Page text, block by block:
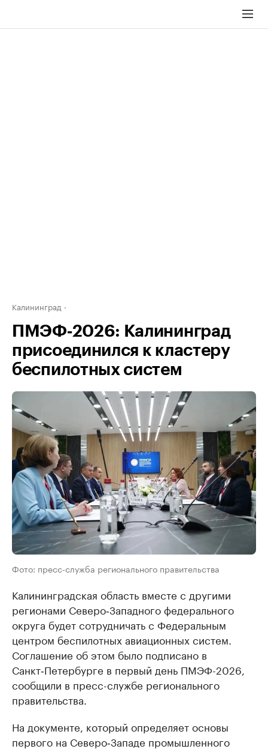
Калининград
ПМЭФ‑2026: Калининград
присоединился к кластеру
беспилотных систем
Фото: пресс-служба регионального правительства
Калининградская область вместе с другими
регионами Северо‑Западного федерального
округа будет сотрудничать с Федеральным
центром беспилотных авиационных систем.
Соглашение об этом было подписано в
Санкт‑Петербурге в первый день ПМЭФ-2026,
сообщили в пресс-службе регионального
правительства.
На документе, который определяет основы
первого на Северо‑Западе промышленного